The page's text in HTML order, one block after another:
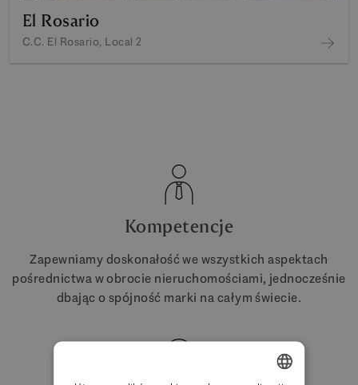
El Rosario
C.C. El Rosario, Local 2
Kompetencje
Zapewniamy doskonałość we wszystkich aspektach
pośrednictwa w obrocie nieruchomościami, jednocześnie
dbając o spójność marki na całym świecie.